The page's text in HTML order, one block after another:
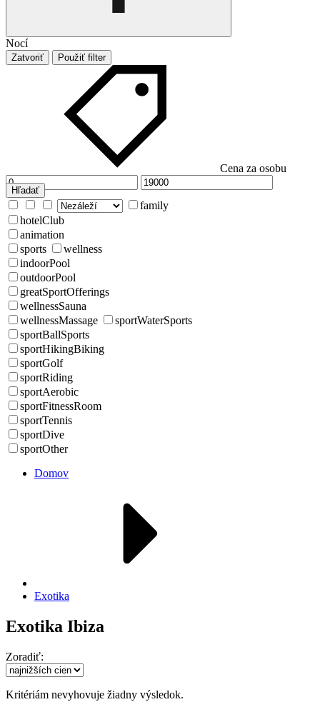
Nocí
Zatvoriť Použiť filter
Cena za osobu
Hľadať
family
hotelClub
animation
sports
wellness
indoorPool
outdoorPool
greatSportOfferings
wellnessSauna
wellnessMassage
sportWaterSports
sportBallSports
sportHikingBiking
sportGolf
sportRiding
sportAerobic
sportFitnessRoom
sportTennis
sportDive
sportOther
Domov
Exotika
Exotika Ibiza
Zoradiť:
Kritériám nevyhovuje žiadny výsledok.